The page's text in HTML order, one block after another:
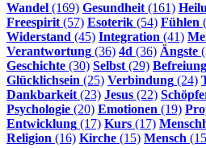
Wandel (169) Gesundheit(161)
Freespirit(57) Esoterik (54) Fühlen
Widerstand (45) Integration (41)
Verantwortung (36) 4d (36) Ängste
Geschichte (30) Selbst(29) Befreiung
Glücklichsein (25) Verbindung (24)
Dankbarkeit(23) Jesus (22)
Psychologie (20) Emotionen (19)
Entwicklung (17) Kurs (17)
Religion (16) Kirche (15) Mensch